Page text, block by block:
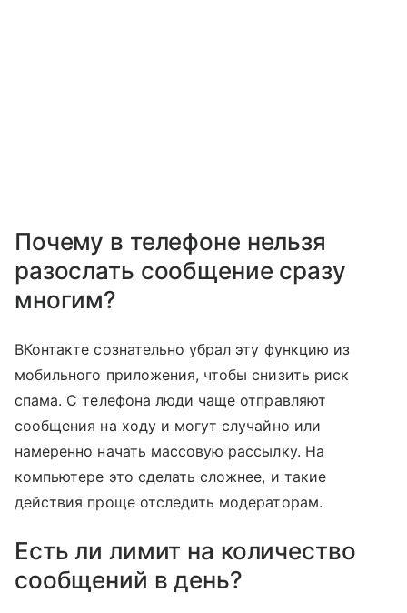
Почему в телефоне нельзя
разослать сообщение сразу
многим?
ВКонтакте сознательно убрал эту функцию из
мобильного приложения, чтобы снизить риск
спама. С телефона люди чаще отправляют
сообщения на ходу и могут случайно или
намеренно начать массовую рассылку. На
компьютере это сделать сложнее, и такие
действия проще отследить модераторам.
Есть ли лимит на количество
сообщений в день?